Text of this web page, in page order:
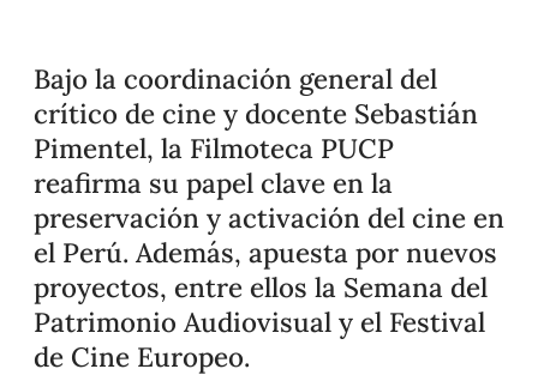
Bajo la coordinación general del
crítico de cine y docente Sebastián
Pimentel, la Filmoteca PUCP
reafirma su papel clave en la
preservación y activación del cine en
el Perú. Además, apuesta por nuevos
proyectos, entre ellos la Semana del
Patrimonio Audiovisual y el Festival
de Cine Europeo.